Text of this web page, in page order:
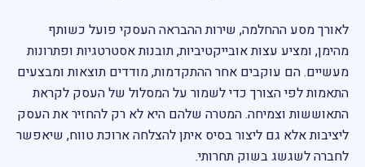
לאורך מסע ההחלמה, שירות ההבראה העסקי פועל כשותף
מהימן, ומציע עצות אובייקטיביות, תובנות אסטרטגיות ופתרונות
מעשיים. הם עוקבים אחר ההתקדמות, מודדים תוצאות ומבצעים
התאמות לפי הצורך כדי לשמור על המסלול של העסק לקראת
התאוששות וצמיחה. המטרה שלהם היא לא רק להחזיר את העסק
ליציבות אלא גם ליצור בסיס איתן להצלחה ארוכת טווח, שיאפשר
לחברה לשגשג בשוק תחרותי.